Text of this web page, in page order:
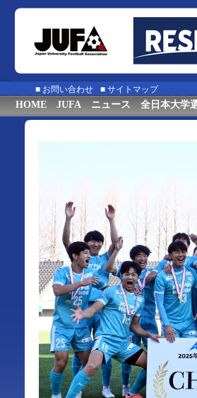
■ お問い合わせ ■ サイトマップ
HOME JUFA ニュース 全日本大学